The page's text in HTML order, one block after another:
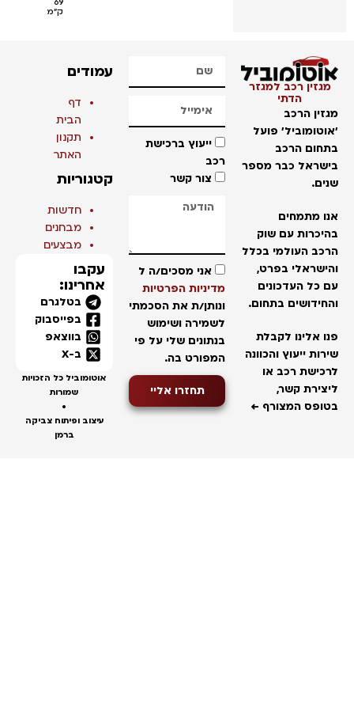
מגזין רכב למגזר
הדתי
הרכב
פועל
הרכב
כבר מספר
מתמחים
עם שוק
העולמי בכלל
בפרט,
כל העדכונים
בתחום.
אלינו לקבלת
ייעוץ והכוונה
רכב או
קשר,
המצורף ←
ייעוץ ברכישת
רכב
צור קשר
אני מסכים/ה ל
מדיניות הפרטיות
ונותן/ת את הסכמתי
לשמירה ושימוש
בנתונים שלי על פי
המפורט בה.
תחזרו אליי
עמודים
דף
הבית
תקנון
האתר
קטגוריות
חדשות
מבחנים
מבצעים
עקבו
אחרינו:
בטלגרם
בפייסבוק
בווצאפ
ב-X
אוטומוביל כל הזכויות
שמורות
עיצוב ופיתוח צביקה